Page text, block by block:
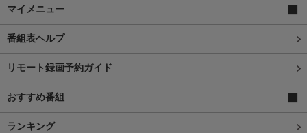
マイメニュー
番組表ヘルプ
リモート録画予約ガイド
おすすめ番組
ランキング